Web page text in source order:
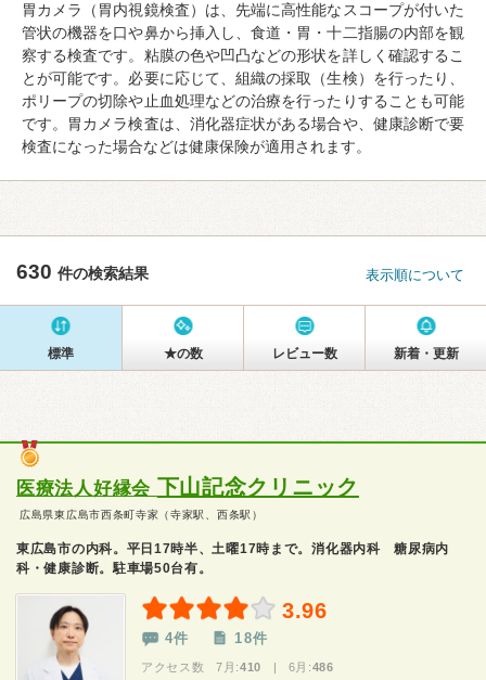
胃カメラ（胃内視鏡検査）は、先端に高性能なスコープが付いた
管状の機器を口や鼻から挿入し、食道・胃・十二指腸の内部を観
察する検査です。粘膜の色や凹凸などの形状を詳しく確認するこ
とが可能です。必要に応じて、組織の採取（生検）を行ったり、
ポリープの切除や止血処理などの治療を行ったりすることも可能
です。胃カメラ検査は、消化器症状がある場合や、健康診断で要
検査になった場合などは健康保険が適用されます。
630 件の検索結果 表示順について
標準 ★の数 レビュー数 新着・更新
医療法人好縁会 下山記念クリニック
広島県東広島市西条町寺家（寺家駅、西条駅）
東広島市の内科。平日17時半、土曜17時まで。消化器内科 糖尿病内
科・健康診断。駐車場50台有。
3.96
4件 18件
アクセス数 7月:410 | 6月:486